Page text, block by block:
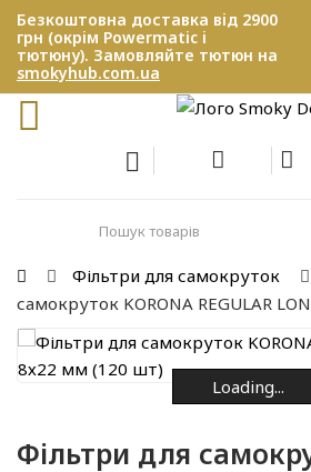
Безкоштовна доставка від 2900
грн (окрім Powermatic і
тютюну). Замовляйте тютюн на
smokyhub.com.ua
Фільтри для самокруток
самокруток KORONA REGULAR
Loading...
Loading...
Loading...
Loading...
Loading...
Loading...
Фільтри для